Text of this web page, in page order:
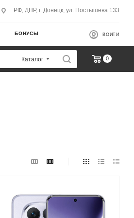
РФ, ДНР, г. Донецк, ул. Постышева 133
БОНУСЫ ВОЙТИ
Каталог 0
MediaTek Helio G100
Частота обновления